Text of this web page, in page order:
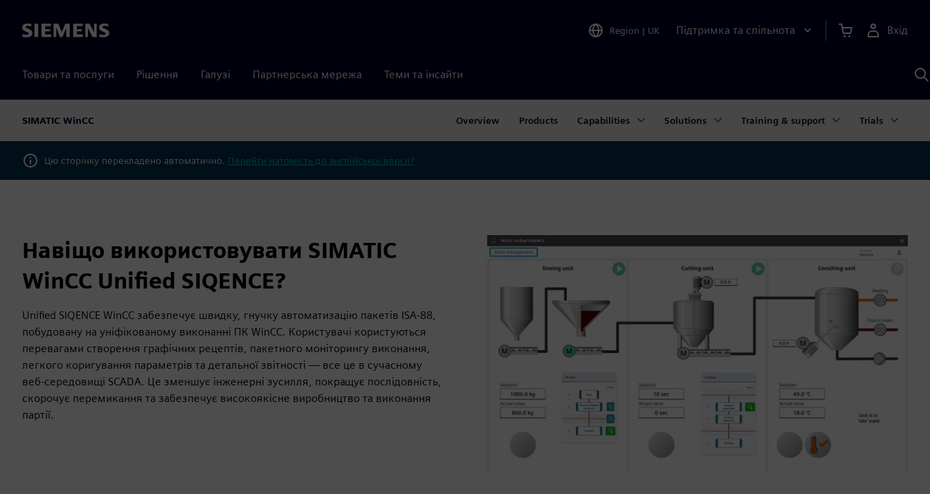
Siemens Region | UK Підтримка та спільнота Вхід
Товари та послуги Рішення Галузі Партнерська мережа Теми та інсайти
SIMATIC WinCC Overview Products Capabilities Solutions Training & support Trials
Цю сторінку перекладено автоматично. Перейти натомість до англійської версії?
Навіщо використовувати SIMATIC
WinCC Unified SIQENCE?
Unified SIQENCE WinCC забезпечує швидку, гнучку автоматизацію пакетів ISA‑88,
побудовану на уніфікованому виконанні ПК WinCC. Користувачі користуються
перевагами створення графічних рецептів, пакетного моніторингу виконання,
легкого коригування параметрів та детальної звітності — все це в сучасному
веб-середовищі SCADA. Це зменшує інженерні зусилля, покращує послідовність,
скорочує перемикання та забезпечує високоякісне виробництво та виконання
партії.